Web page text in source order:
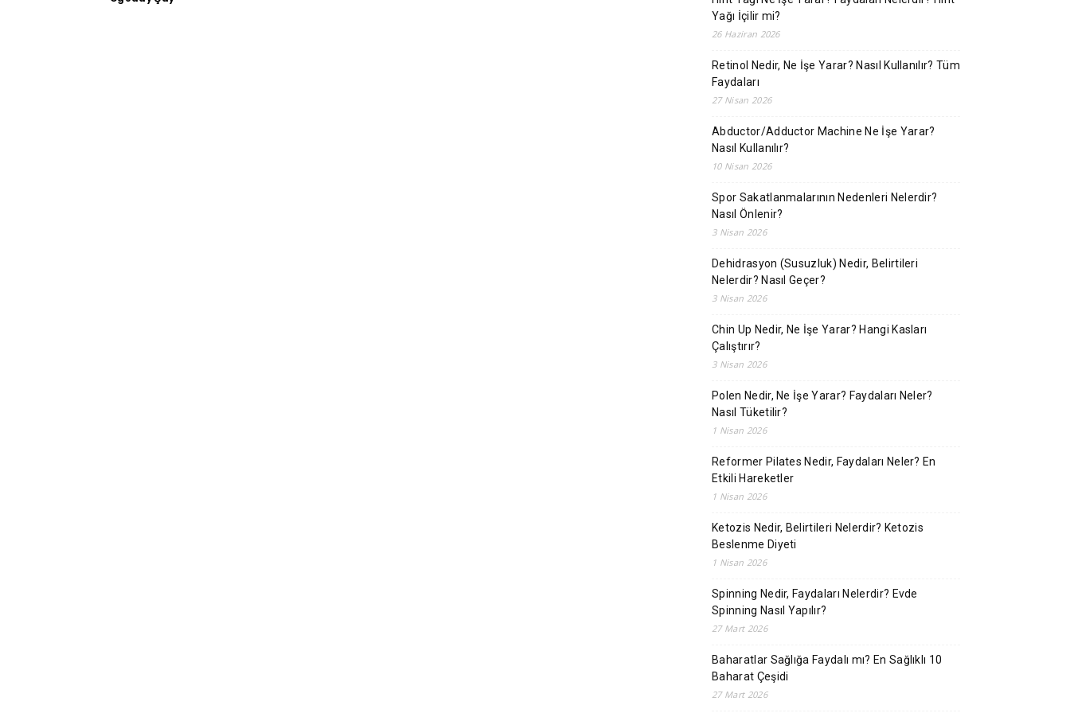
Yağı İçilir mi?
26 Haziran 2026
Retinol Nedir, Ne İşe Yarar? Nasıl Kullanılır? Tüm
Faydaları
27 Nisan 2026
Abductor/Adductor Machine Ne İşe Yarar?
Nasıl Kullanılır?
10 Nisan 2026
Spor Sakatlanmalarının Nedenleri Nelerdir?
Nasıl Önlenir?
3 Nisan 2026
Dehidrasyon (Susuzluk) Nedir, Belirtileri
Nelerdir? Nasıl Geçer?
3 Nisan 2026
Chin Up Nedir, Ne İşe Yarar? Hangi Kasları
Çalıştırır?
3 Nisan 2026
Polen Nedir, Ne İşe Yarar? Faydaları Neler?
Nasıl Tüketilir?
1 Nisan 2026
Reformer Pilates Nedir, Faydaları Neler? En
Etkili Hareketler
1 Nisan 2026
Ketozis Nedir, Belirtileri Nelerdir? Ketozis
Beslenme Diyeti
1 Nisan 2026
Spinning Nedir, Faydaları Nelerdir? Evde
Spinning Nasıl Yapılır?
27 Mart 2026
Baharatlar Sağlığa Faydalı mı? En Sağlıklı 10
Baharat Çeşidi
27 Mart 2026